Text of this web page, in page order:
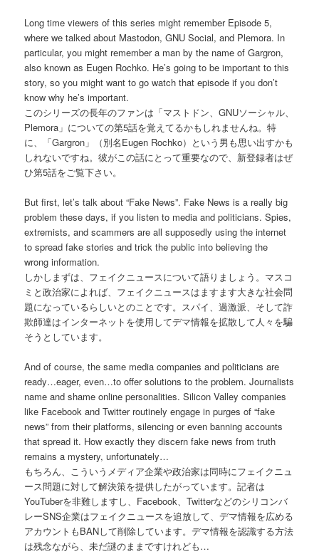
Long time viewers of this series might remember Episode 5,
where we talked about Mastodon, GNU Social, and Plemora. In
particular, you might remember a man by the name of Gargron,
also known as Eugen Rochko. He’s going to be important to this
story, so you might want to go watch that episode if you don’t
know why he’s important.
このシリーズの長年のファンは「マストドン、GNUソーシャル、
Plemora」についての第5話を覚えてるかもしれませんね。特
に、「Gargron」（別名Eugen Rochko）という男も思い出すかも
しれないですね。彼がこの話にとって重要なので、新登録者はぜ
ひ第5話をご覧下さい。
But first, let’s talk about “Fake News”. Fake News is a really big
problem these days, if you listen to media and politicians. Spies,
extremists, and scammers are all supposedly using the internet
to spread fake stories and trick the public into believing the
wrong information.
しかしまずは、フェイクニュースについて語りましょう。マスコ
ミと政治家によれば、フェイクニュースはますます大きな社会問
題になっているらしいとのことです。スパイ、過激派、そして詐
欺師達はインターネットを使用してデマ情報を拡散して人々を騙
そうとしています。
And of course, the same media companies and politicians are
ready…eager, even…to offer solutions to the problem. Journalists
name and shame online personalities. Silicon Valley companies
like Facebook and Twitter routinely engage in purges of “fake
news” from their platforms, silencing or even banning accounts
that spread it. How exactly they discern fake news from truth
remains a mystery, unfortunately…
もちろん、こういうメディア企業や政治家は同時にフェイクニュ
ース問題に対して解決策を提供したがっています。記者は
YouTuberを非難しますし、Facebook、Twitterなどのシリコンバ
レーSNS企業はフェイクニュースを追放して、デマ情報を広める
アカウントもBANして削除しています。デマ情報を認識する方法
は残念ながら、未だ謎のままですけれども…